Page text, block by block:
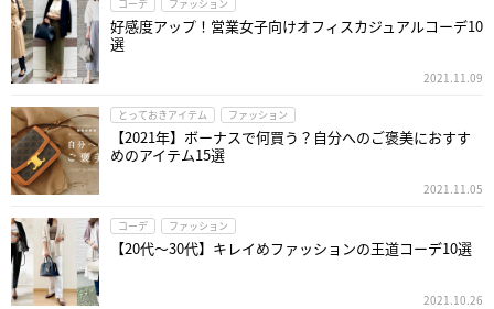
コーデ ファッション
好感度アップ！営業女子向けオフィスカジュアルコーデ10
選
2021.11.09
とっておきアイテム ファッション
【2021年】ボーナスで何買う？自分へのご褒美におすす
めのアイテム15選
2021.11.05
コーデ ファッション
【20代～30代】キレイめファッションの王道コーデ10選
2021.10.26